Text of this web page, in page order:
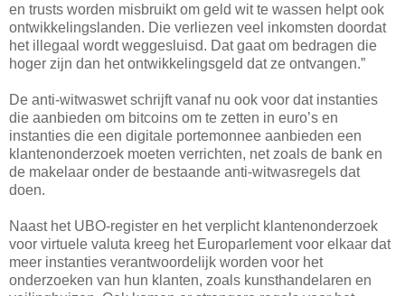
en trusts worden misbruikt om geld wit te wassen helpt ook
ontwikkelingslanden. Die verliezen veel inkomsten doordat
het illegaal wordt weggesluisd. Dat gaat om bedragen die
hoger zijn dan het ontwikkelingsgeld dat ze ontvangen.”
De anti-witwaswet schrijft vanaf nu ook voor dat instanties
die aanbieden om bitcoins om te zetten in euro’s en
instanties die een digitale portemonnee aanbieden een
klantenonderzoek moeten verrichten, net zoals de bank en
de makelaar onder de bestaande anti-witwasregels dat
doen.
Naast het UBO-register en het verplicht klantenonderzoek
voor virtuele valuta kreeg het Europarlement voor elkaar dat
meer instanties verantwoordelijk worden voor het
onderzoeken van hun klanten, zoals kunsthandelaren en